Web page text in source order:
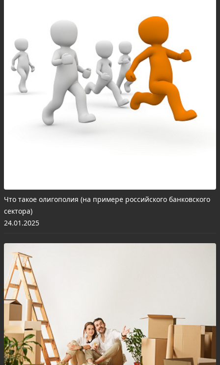
Что такое олигополия (на примере российского банковского
сектора)
24.01.2025